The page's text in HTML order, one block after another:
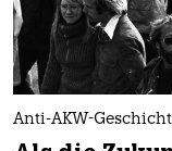
Anti-AKW-